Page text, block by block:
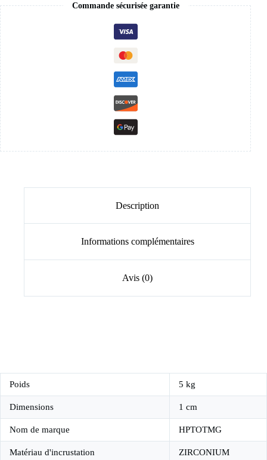
Commande sécurisée garantie
Description
Informations complémentaires
Avis (0)
Poids 5 kg
Dimensions 1 cm
Nom de marque HPTOTMG
Matériau d'incrustation ZIRCONIUM